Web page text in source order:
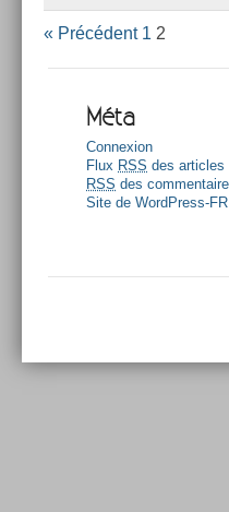
« Précédent 1 2
Méta
Connexion
Flux RSS des articles
RSS des
Site de WordPress-FR